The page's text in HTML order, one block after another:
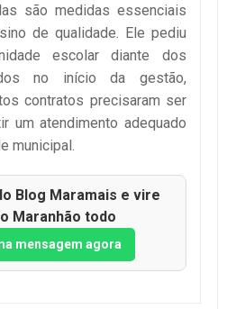
são medidas essenciais
de qualidade. Ele pediu
escolar diante dos
no início da gestão,
contratos precisaram ser
um atendimento adequado
municipal.
Blog Maramais e vire
Maranhão todo
mensagem agora